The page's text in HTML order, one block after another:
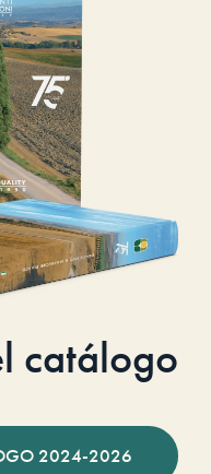
catálogo
2024-2026